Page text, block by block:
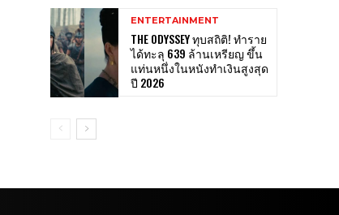
ENTERTAINMENT
THE ODYSSEY ทุบสถิติ! ทำราย
ได้ทะลุ 639 ล้านเหรียญ ขึ้น
แท่นหนึ่งในหนังทำเงินสูงสุด
ปี 2026